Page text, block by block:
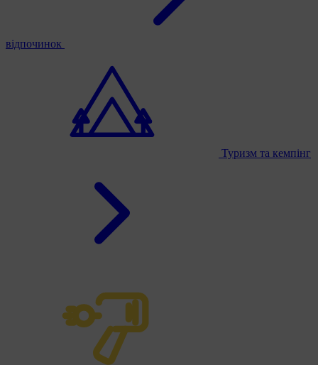
відпочинок
Туризм та кемпінг